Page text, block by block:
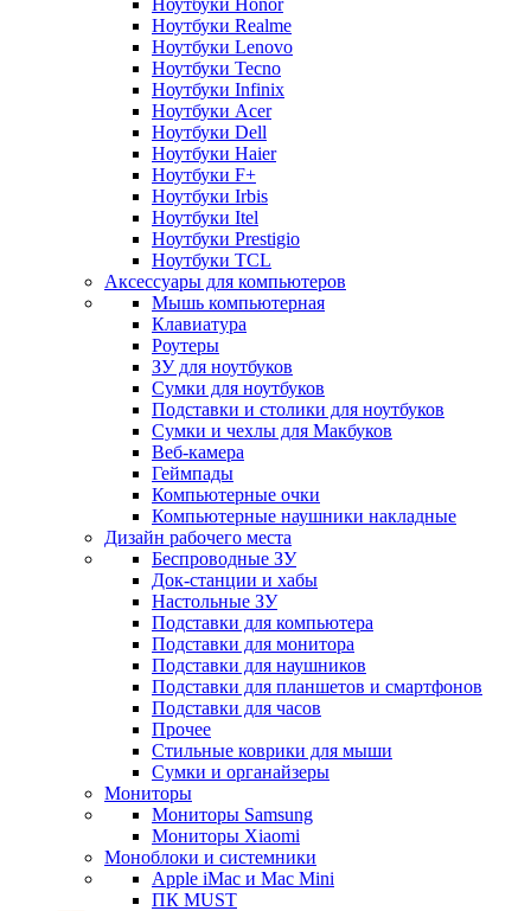
Ноутбуки Honor
Ноутбуки Realme
Ноутбуки Lenovo
Ноутбуки Tecno
Ноутбуки Infinix
Ноутбуки Acer
Ноутбуки Dell
Ноутбуки Haier
Ноутбуки F+
Ноутбуки Irbis
Ноутбуки Itel
Ноутбуки Prestigio
Ноутбуки TCL
Аксессуары для компьютеров
Мышь компьютерная
Клавиатура
Роутеры
ЗУ для ноутбуков
Сумки для ноутбуков
Подставки и столики для ноутбуков
Сумки и чехлы для Макбуков
Веб-камера
Геймпады
Компьютерные очки
Компьютерные наушники накладные
Дизайн рабочего места
Беспроводные ЗУ
Док-станции и хабы
Настольные ЗУ
Подставки для компьютера
Подставки для монитора
Подставки для наушников
Подставки для планшетов и смартфонов
Подставки для часов
Прочее
Стильные коврики для мыши
Сумки и органайзеры
Мониторы
Мониторы Samsung
Мониторы Xiaomi
Моноблоки и системники
Apple iMac и Mac Mini
ПК MUST